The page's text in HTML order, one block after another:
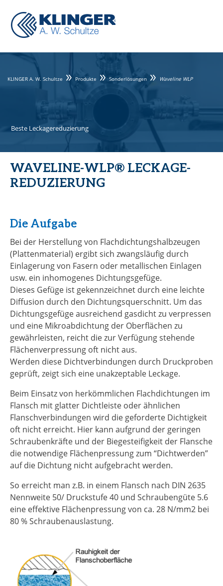
KLINGER A. W. Schultze Produkte Sonderlösungen Waveline WLP
Beste Leckagereduzierung
WAVELINE-WLP® LECKAGE-
REDUZIERUNG
Die Aufgabe
Bei der Herstellung von Flachdichtungshalbzeugen
(Plattenmaterial) ergibt sich zwangsläufig durch
Einlagerung von Fasern oder metallischen Einlagen
usw. ein inhomogenes Dichtungsgefüge.
Dieses Gefüge ist gekennzeichnet durch eine leichte
Diffusion durch den Dichtungsquerschnitt. Um das
Dichtungsgefüge ausreichend gasdicht zu verpressen
und eine Mikroabdichtung der Oberflächen zu
gewährleisten, reicht die zur Verfügung stehende
Flächenverpressung oft nicht aus.
Werden diese Dichtverbindungen durch Druckproben
geprüft, zeigt sich eine unakzeptable Leckage.
Beim Einsatz von herkömmlichen Flachdichtungen im
Flansch mit glatter Dichtleiste oder ähnlichen
Flanschverbindungen wird die geforderte Dichtigkeit
oft nicht erreicht. Hier kann aufgrund der geringen
Schraubenkräfte und der Biegesteifigkeit der Flansche
die notwendige Flächenpressung zum “Dichtwerden”
auf die Dichtung nicht aufgebracht werden.
So erreicht man z.B. in einem Flansch nach DIN 2635
Nennweite 50/ Druckstufe 40 und Schraubengüte 5.6
eine effektive Flächenpressung von ca. 28 N/mm2 bei
80 % Schraubenauslastung.